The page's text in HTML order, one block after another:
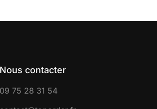
Nous contacter
09 75 28 31 54